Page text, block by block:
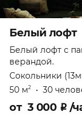
Белый лофт
Белый лофт с
верандой.
Сокольники
50 м2 • 30
от 3 000 ₽ /